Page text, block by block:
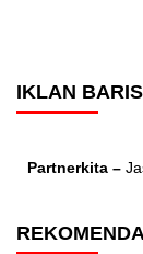
IKLAN
Partnerkita –